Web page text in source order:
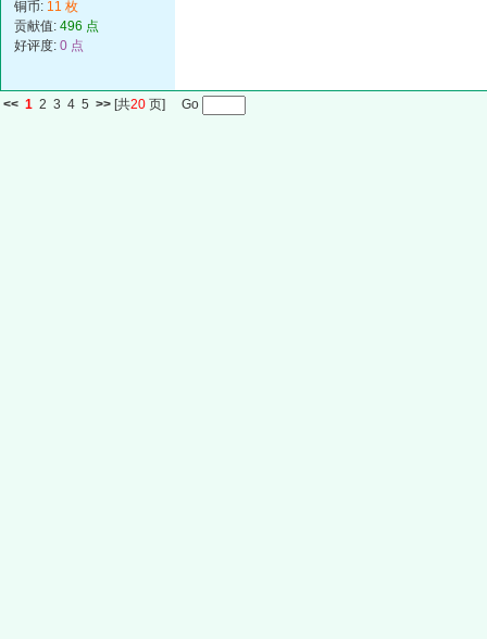
铜币: 11 枚
贡献值: 496 点
好评度: 0 点
<< 1 2 3 4 5 >> [共20 页] Go